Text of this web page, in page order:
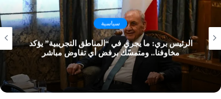
سياسية
الرئيس بري: ما يجري في “المناطق التجريبية” يؤكد
مخاوفنا.. ومتمسّك برفض أي تفاوض مباشر